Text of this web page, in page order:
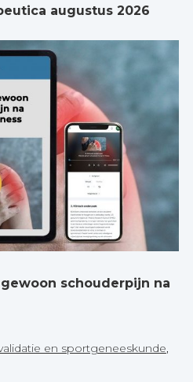
augustus 2026
schouderpijn na
en sportgeneeskunde